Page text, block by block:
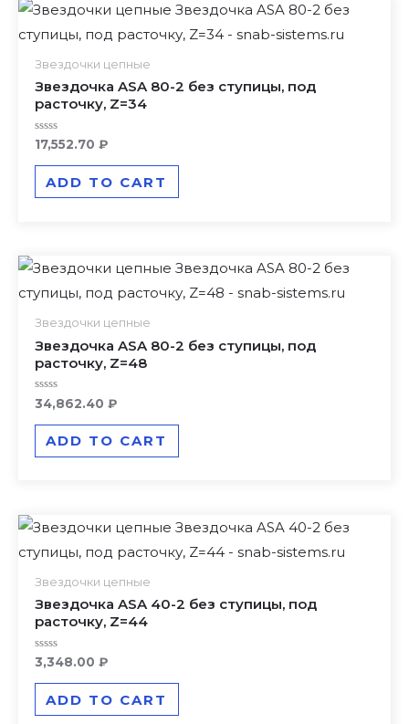
Звездочки цепные
Звездочка ASA 80-2 без ступицы, под
расточку, Z=34
Rated
out
17,552.70 ₽
ADD TO CART
Звездочки цепные
Звездочка ASA 80-2 без ступицы, под
расточку, Z=48
Rated
0
out
34,862.40 ₽
ADD TO CART
Звездочки цепные
Звездочка ASA 40-2 без ступицы, под
расточку, Z=44
Rated
out
3,348.00 ₽
ADD TO CART